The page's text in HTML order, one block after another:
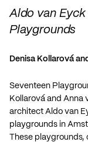
Aldo van Eyck
Playgrounds
Denisa Kollarová
Seventeen
Kollarová and Anna
architect Aldo van
playgrounds in
These